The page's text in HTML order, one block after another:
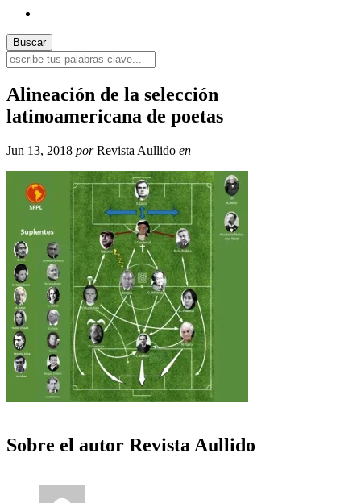
Alineación de la selección
latinoamericana de poetas
Jun 13, 2018 por Revista Aullido en
Sobre el autor Revista Aullido